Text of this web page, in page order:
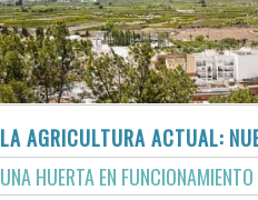
LA AGRICULTURA ACTUAL:
UNA HUERTA EN FUNCIONAMIENTO